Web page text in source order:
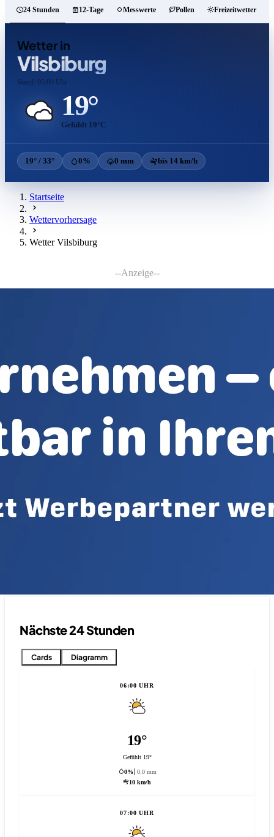
24 Stunden 12-Tage Messwerte Pollen Freizeitwetter
Wetter in
Vilsbiburg
Stand: 05:00 Uhr
19°
Gefühlt 19°C
19° / 33° 0% 0 mm bis 14 km/h
Startseite
Wettervorhersage
Wetter Vilsbiburg
--Anzeige--
Nächste 24 Stunden
Cards Diagramm
06:00 UHR
19°
Gefühlt 19°
0%
0.0 mm
10 km/h
07:00 UHR